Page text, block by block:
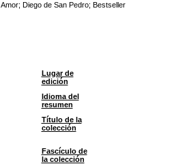
; Diego de San Pedro; Bestseller
Lugar de
edición
Idioma del
resumen
Título de la
colección
Fascículo de
la colección